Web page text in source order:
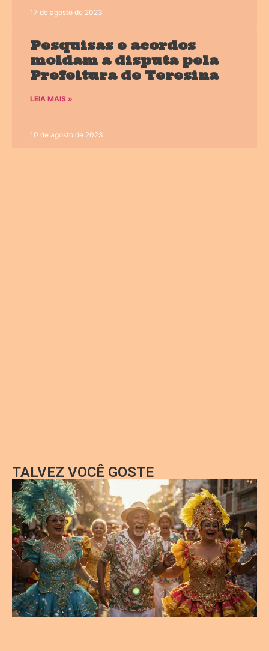
17 de agosto de 2023
Pesquisas e acordos
moldam a disputa pela
Prefeitura de Teresina
LEIA MAIS »
10 de agosto de 2023
TALVEZ VOCÊ GOSTE